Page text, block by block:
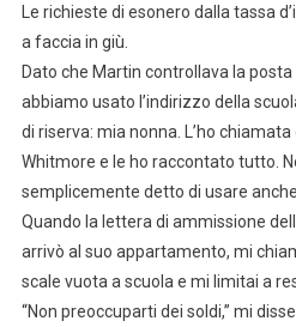
Le richieste di esonero dalla tassa
a faccia in giù.
Dato che Martin controllava la
abbiamo usato l’indirizzo della
di riserva: mia nonna. L’ho
Whitmore e le ho raccontato tutto.
semplicemente detto di usare
Quando la lettera di ammissione
arrivò al suo appartamento, mi
scale vuota a scuola e mi limitai a
“Non preoccuparti dei soldi,” mi